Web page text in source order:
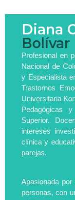
Diana
Bolívar
Profesional en
Nacional de
y Especialista
Trastornos
Universitaria
Pedagógicas
Superior.
intereses
clínica y
parejas.
Apasionada
personas, con